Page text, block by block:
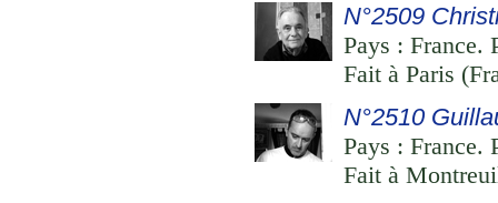
N°2509
Pays : France.
Fait à Paris
N°2510
Pays : France.
Fait à